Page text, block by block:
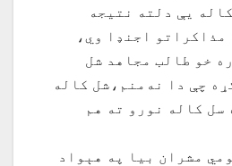
یې دلته نتیجه
مذاکراتو اجنډا وي،
خو طالب مجاهد شل
چې دا نه‌منم،شل کاله
سل کاله نورو ته هم
مشران بیا په هېواد